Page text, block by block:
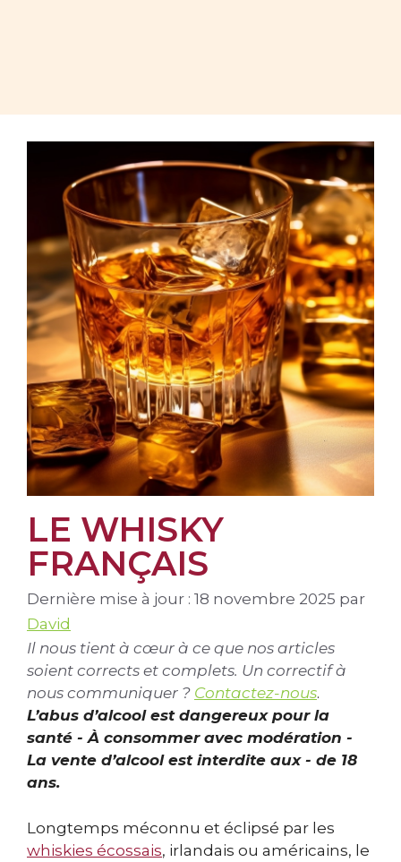
LE WHISKY
FRANÇAIS
Dernière mise à jour : 18 novembre 2025 par
David
Il nous tient à cœur à ce que nos articles
soient corrects et complets. Un correctif à
nous communiquer ? Contactez-nous.
L’abus d’alcool est dangereux pour la
santé - À consommer avec modération -
La vente d’alcool est interdite aux - de 18
ans.
Longtemps méconnu et éclipsé par les
whiskies écossais, irlandais ou américains, le